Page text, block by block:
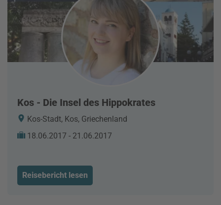
Kos - Die Insel des Hippokrates
Kos-Stadt, Kos, Griechenland
18.06.2017 - 21.06.2017
Reisebericht lesen